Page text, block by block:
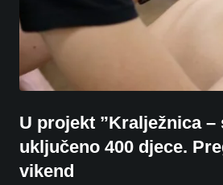
U projekt ”Kralježnica –
uključeno 400 djece.
vikend